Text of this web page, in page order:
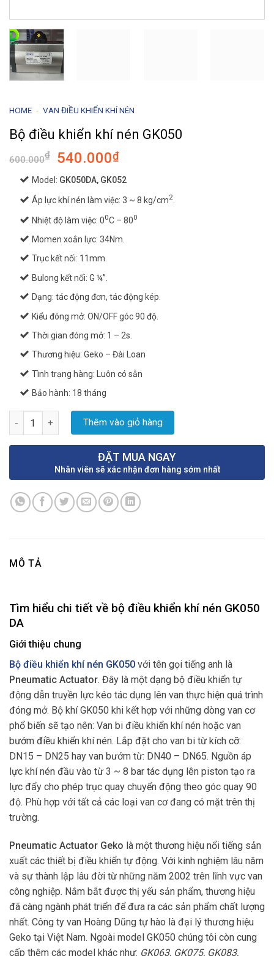
HOME - VAN ĐIỀU KHIỂN KHÍ NÉN
Bộ điều khiển khí nén GK050
600.000₫
Giá
là:
600.000₫.
540.000₫Giá
tại
là:
540.000₫.
Model: GK050DA, GK052
Áp lực khí nén làm việc: 3 ~ 8 kg/cm2
Nhiệt độ làm việc: 00C – 800
Momen xoắn lực: 34Nm.
Trục kết nối: 11mm.
Bulong kết nối: G ¼”.
Dạng: tác động đơn, tác động kép.
Kiểu đóng mở: ON/OFF góc 90 độ.
Thời gian đóng mở: 1 – 2s.
Thương hiệu: Geko – Đài Loan
Tình trạng hàng: Luôn có sẵn
Bảo hành: 18 tháng
Bộ điều khiển khí nén GK050 số lượng
Thêm vào giỏ hàng
ĐẶT MUA NGAY
Nhân viên sẽ xác nhận đơn hàng sớm nhất
MÔ TẢ
Tìm hiểu chi tiết về bộ điều khiển khí nén GK050
DA
Giới thiệu chung
Bộ điều khiển khí nén GK050 với tên gọi tiếng anh là
Pneumatic Actuator. Đây là một dạng bộ điều khiển tự
động dẫn truyền lực kéo tác dụng lên van thực hiện quá trình
đóng mở. Bộ khí GK050 khi kết hợp với những dòng van cơ
phổ biến sẽ tạo nên: Van bi điều khiển khí nén hoặc van
bướm điều khiển khí nén. Lắp đặt cho van bi từ kích cỡ:
DN15 – DN25 hay van bướm từ: DN40 – DN65. Nguồn áp
lực khí nén đầu vào từ 3 ~ 8 bar tác dụng lên piston tạo ra
lực đẩy cho phép trục quay chuyển động theo góc quay 90
độ. Phù hợp với tất cả các loại van cơ đang có mặt trên thị
trường.
Pneumatic Actuator Geko là một thương hiệu nổi tiếng sản
xuất các thiết bị điều khiển tự động. Với kinh nghiệm lâu năm
và sự thành lập lâu đời từ những năm 2002 trên lĩnh vực van
công nghiệp. Nắm bắt được thị yếu sản phẩm, thương hiệu
đã càng ngành phát triển để đưa ra các sản phẩm chất lượng
nhất. Công ty van Hoàng Dũng tự hào là đại lý thương hiệu
Geko tại Việt Nam. Ngoài model GK050 chúng tôi còn cung
cấp thêm các model khác như: GK063, GK075, GK083,